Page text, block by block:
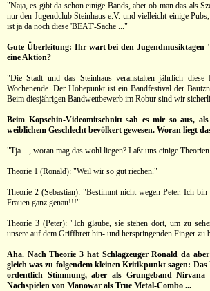
"Naja, es gibt da schon einige Bands, aber ob man das als
nur den Jugendclub Steinhaus e.V. und vielleicht einige
ist ja da noch diese 'BEAT'-Sache ..."
Gute Überleitung: Ihr wart bei den
eine Aktion?
"Die Stadt und das Steinhaus veranstalten jährlich
Wochenende. Der Höhepunkt ist ein Bandfestival der
Beim diesjährigen Bandwettbewerb im Robur sind wir
Beim Kopschin-Videomitschnitt sah es mir so aus,
weiblichem Geschlecht bevölkert gewesen. Woran liegt
"Tja ..., woran mag das wohl liegen? Laßt uns einige
Theorie 1 (Ronald): "Weil wir so gut riechen."
Theorie 2 (Sebastian): "Bestimmt nicht wegen Peter. Ich
Frauen ganz genau!!!"
Theorie 3 (Peter): "Ich glaube, sie stehen dort, um zu
unsere auf dem Griffbrett hin- und herspringenden Finger zu
Aha. Nach Theorie 3 hat Schlagzeuger Ronald da
gleich was zu folgendem kleinen Kritikpunkt sagen:
ordentlich Stimmung, aber als Grungeband
Nachspielen von Manowar als True Metal-Combo ...